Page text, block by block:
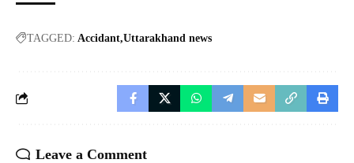
TAGGED: Accidant Uttarakhand news
Leave a Comment